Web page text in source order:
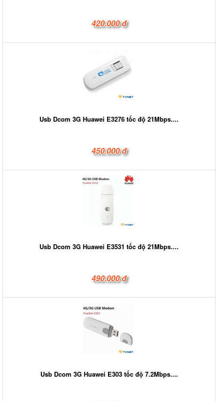
420.000 đ
Usb Dcom 3G Huawei E3276 tốc độ 21Mbps....
450.000 đ
Usb Dcom 3G Huawei E3531 tốc độ 21Mbps....
490.000 đ
Usb Dcom 3G Huawei E303 tốc độ 7.2Mbps....